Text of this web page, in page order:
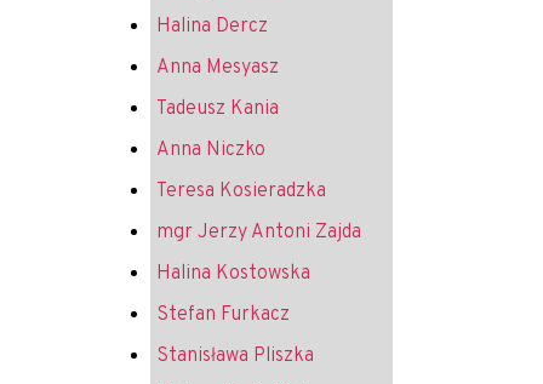
Halina Dercz
Anna Mesyasz
Tadeusz Kania
Anna Niczko
Teresa Kosieradzka
mgr Jerzy Antoni Zajda
Halina Kostowska
Stefan Furkacz
Stanisława Pliszka